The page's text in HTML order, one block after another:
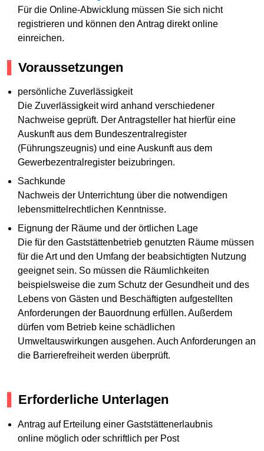
Für die Online-Abwicklung müssen Sie sich nicht
registrieren und können den Antrag direkt online
einreichen.
Voraussetzungen
persönliche Zuverlässigkeit
Die Zuverlässigkeit wird anhand verschiedener
Nachweise geprüft. Der Antragsteller hat hierfür eine
Auskunft aus dem Bundeszentralregister
(Führungszeugnis) und eine Auskunft aus dem
Gewerbezentralregister beizubringen.
Sachkunde
Nachweis der Unterrichtung über die notwendigen
lebensmittelrechtlichen Kenntnisse.
Eignung der Räume und der örtlichen Lage
Die für den Gaststättenbetrieb genutzten Räume müssen
für die Art und den Umfang der beabsichtigten Nutzung
geeignet sein. So müssen die Räumlichkeiten
beispielsweise die zum Schutz der Gesundheit und des
Lebens von Gästen und Beschäftigten aufgestellten
Anforderungen der Bauordnung erfüllen. Außerdem
dürfen vom Betrieb keine schädlichen
Umweltauswirkungen ausgehen. Auch Anforderungen an
die Barrierefreiheit werden überprüft.
Erforderliche Unterlagen
Antrag auf Erteilung einer Gaststättenerlaubnis
online möglich oder schriftlich per Post